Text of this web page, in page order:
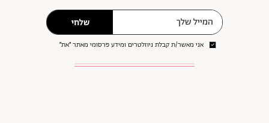
שלחי
אני מאשר/ת קבלת ניוזלטרים ומידע פרסומי מאתר ״את״